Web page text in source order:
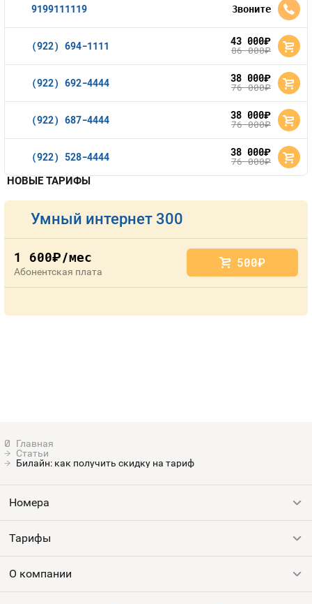
Статьи
Билайн: как получить скидку на тариф
9199111119 Звоните
(922) 694-1111 43 000руб.
86 000руб.
(922) 692-4444 38 000руб.
76 000руб.
(922) 687-4444 38 000руб.
76 000руб.
(922) 528-4444 38 000руб.
76 000руб.
НОВЫЕ ТАРИФЫ
Умный интернет 300
1 600руб./мес
Абонентская плата
500руб.
Номера
Все номера
Тарифы
Выгодные тарифы
О компании